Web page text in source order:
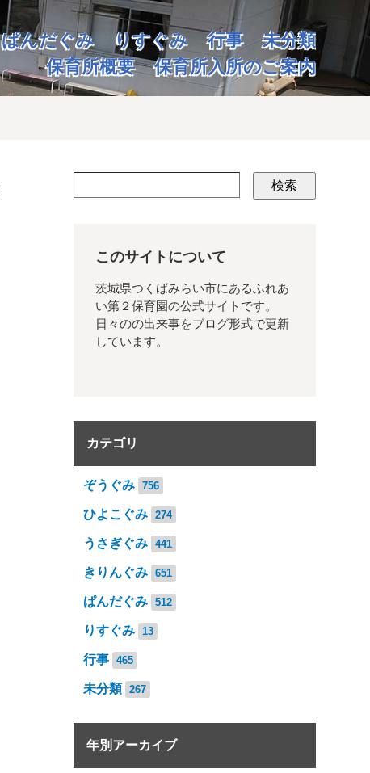
ぱんだぐみ りすぐみ 行事
未分類
保育所概要
保育所入所のご案内
検索
このサイトについて
茨城県つくばみらい市にあるふれあ
い第２保育園の公式サイトです。
日々のの出来事をブログ形式で更新
しています。
カテゴリ
ぞうぐみ 756
ひよこぐみ 274
うさぎぐみ 441
きりんぐみ 651
ぱんだぐみ 512
りすぐみ 13
行事 465
未分類 267
年別アーカイブ